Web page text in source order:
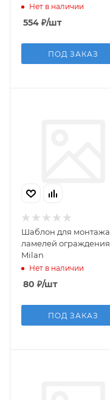
RAL 7024 мокрый
асфальт (2м)
Нет в наличии
554 ₽/шт
ПОД ЗАКАЗ
Шаблон для монтажа
ламелей ограждения
Milan
Нет в наличии
80 ₽/шт
ПОД ЗАКАЗ